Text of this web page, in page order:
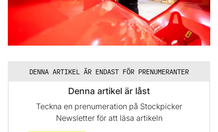
DENNA ARTIKEL ÄR ENDAST FÖR PRENUMERANTER
Denna artikel är låst
Teckna en prenumeration på Stockpicker
Newsletter för att läsa artikeln